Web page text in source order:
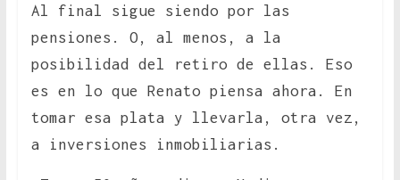
Al final sigue siendo por las
pensiones. O, al menos, a la
posibilidad del retiro de ellas. Eso
es en lo que Renato piensa ahora. En
tomar esa plata y llevarla, otra vez,
a inversiones inmobiliarias.